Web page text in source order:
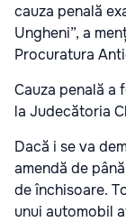
cauza penală
Ungheni”, a
Procuratura
Cauza penală a
la Judecătoria
Dacă i se va
amendă de
de închisoare.
unui automobil